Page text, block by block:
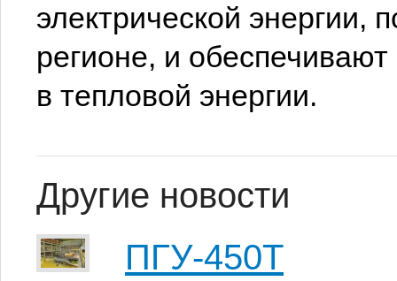
электрической энергии,
регионе, и
в тепловой энергии.
Другие новости
ПГУ-450Т